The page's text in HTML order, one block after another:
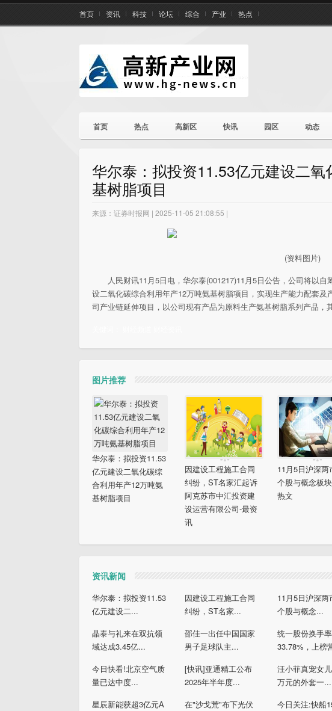
首页 资讯 科技 论坛 综合 产业 热点
首页 热点 高新区 快讯 园区 动态
华尔泰：拟投资11.53亿元建设二
基树脂项目
来源：证券时报网 | 2025-11-05 21:08:55 |
(资料图片)
人民财讯11月5日电，华尔泰(001217)11月5日公告，公司将以
设二氧化碳综合利用年产12万吨氨基树脂项目，实现生产能力配套
司产业链延伸项目，以公司现有产品为原料生产氨基树脂系列产品，
图片推荐
华尔泰：拟投资11.53
亿元建设二氧化碳综
合利用年产12万吨氨
基树脂项目
因建设工程施工合同
纠纷，ST名家汇起诉
阿克苏市中汇投资建
设运营有限公司-最资
讯
11月5日沪深两
个股与概念板
热文
资讯新闻
华尔泰：拟投资11.53
亿元建设二...
因建设工程施工合同
纠纷，ST名家...
11月5日沪深两
个股与概念...
晶泰与礼来在双抗领
域达成3.45亿...
邵佳一出任中国国家
男子足球队主...
统一股份换手率
33.78%，上榜
今日快看!北京空气质
量已达中度...
[快讯]亚通精工公布
2025年半年度...
汪小菲真宠女
万元的外套一...
星辰新能获超3亿元A
在"沙戈荒"布下光伏
今日关注:快船